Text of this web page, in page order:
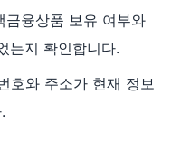
금융상품 보유 여부와
는지 확인합니다.
호와 주소가 현재 정보